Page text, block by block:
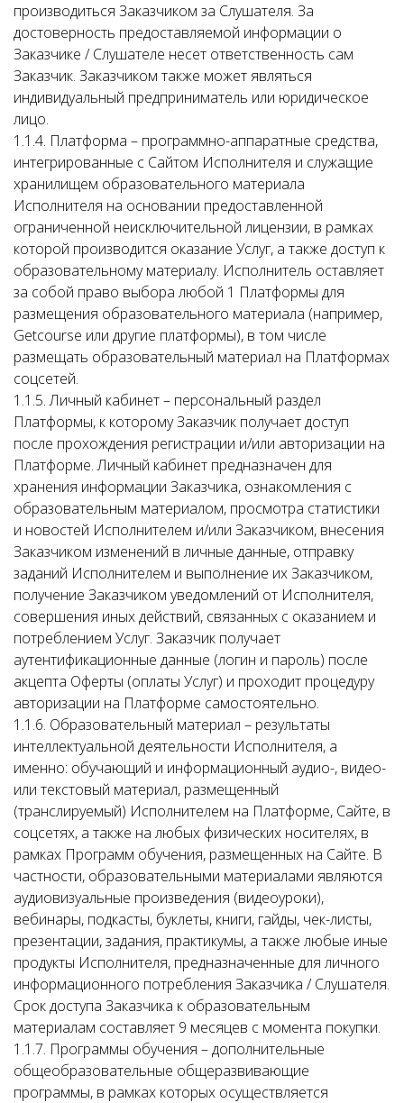
производиться Заказчиком за Слушателя. За
достоверность предоставляемой информации о
Заказчике / Слушателе несет ответственность сам
Заказчик. Заказчиком также может являться
индивидуальный предприниматель или юридическое
лицо.
1.1.4. Платформа – программно-аппаратные средства,
интегрированные с Сайтом Исполнителя и служащие
хранилищем образовательного материала
Исполнителя на основании предоставленной
ограниченной неисключительной лицензии, в рамках
которой производится оказание Услуг, а также доступ к
образовательному материалу. Исполнитель оставляет
за собой право выбора любой 1 Платформы для
размещения образовательного материала (например,
Getcourse или другие платформы), в том числе
размещать образовательный материал на Платформах
соцсетей.
1.1.5. Личный кабинет – персональный раздел
Платформы, к которому Заказчик получает доступ
после прохождения регистрации и/или авторизации на
Платформе. Личный кабинет предназначен для
хранения информации Заказчика, ознакомления с
образовательным материалом, просмотра статистики
и новостей Исполнителем и/или Заказчиком, внесения
Заказчиком изменений в личные данные, отправку
заданий Исполнителем и выполнение их Заказчиком,
получение Заказчиком уведомлений от Исполнителя,
совершения иных действий, связанных с оказанием и
потреблением Услуг. Заказчик получает
аутентификационные данные (логин и пароль) после
акцепта Оферты (оплаты Услуг) и проходит процедуру
авторизации на Платформе самостоятельно.
1.1.6. Образовательный материал – результаты
интеллектуальной деятельности Исполнителя, а
именно: обучающий и информационный аудио-, видео-
или текстовый материал, размещенный
(транслируемый) Исполнителем на Платформе, Сайте, в
соцсетях, а также на любых физических носителях, в
рамках Программ обучения, размещенных на Сайте. В
частности, образовательными материалами являются
аудиовизуальные произведения (видеоуроки),
вебинары, подкасты, буклеты, книги, гайды, чек-листы,
презентации, задания, практикумы, а также любые иные
продукты Исполнителя, предназначенные для личного
информационного потребления Заказчика / Слушателя.
Срок доступа Заказчика к образовательным
материалам составляет 9 месяцев с момента покупки.
1.1.7. Программы обучения – дополнительные
общеобразовательные общеразвивающие
программы, в рамках которых осуществляется